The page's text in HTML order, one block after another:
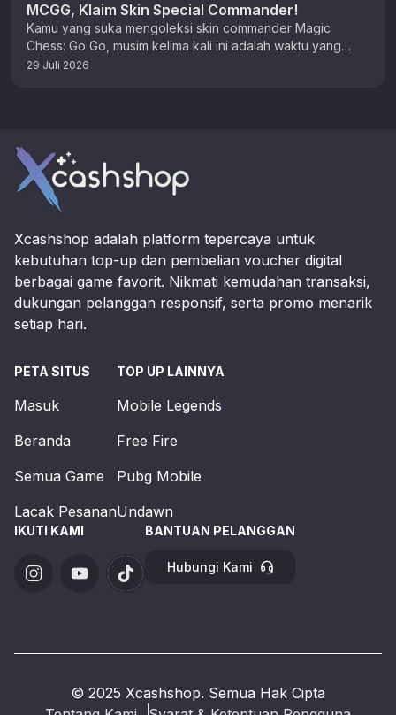
MCGG, Klaim Skin Special Commander!
Kamu yang suka mengoleksi skin commander Magic
Chess: Go Go, musim kelima kali ini adalah waktu yang
tepat untuk berburu …
29 Juli 2026
Xcashshop adalah platform tepercaya untuk
kebutuhan top-up dan pembelian voucher digital
berbagai game favorit. Nikmati kemudahan transaksi,
dukungan pelanggan responsif, serta promo menarik
setiap hari.
PETA SITUS
Masuk
Beranda
Semua Game
Lacak Pesanan
TOP UP LAINNYA
Mobile Legends
Free Fire
Pubg Mobile
Undawn
IKUTI KAMI BANTUAN PELANGGAN
Hubungi Kami
© 2025 Xcashshop. Semua Hak Cipta